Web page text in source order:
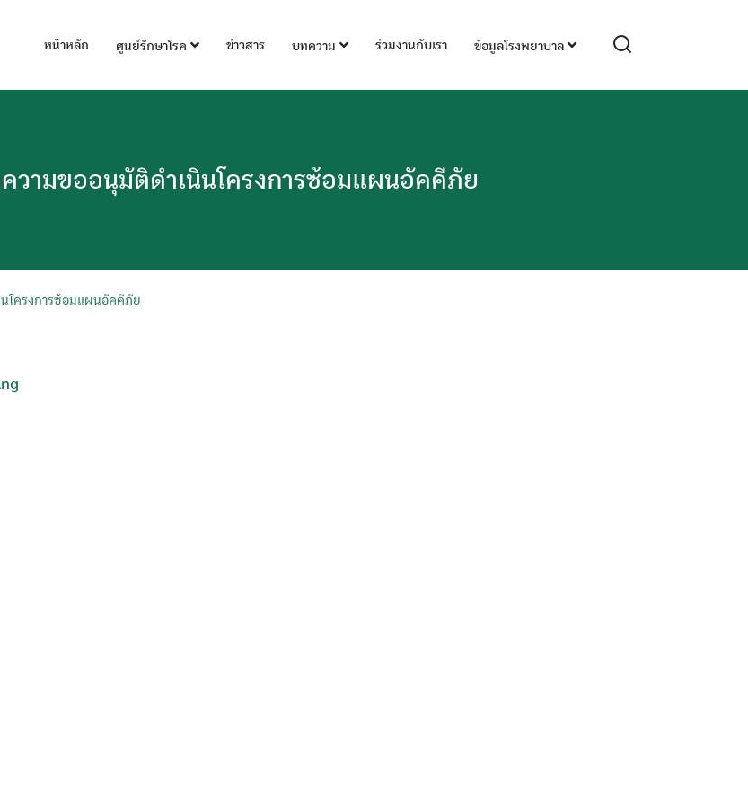
หน้าหลัก ศูนย์รักษาโรค ข่าวสาร บทความ ร่วมงานกับเรา ข้อมูลโรงพยาบาล
ามขออนุมัติดำเนินโครงการซ้อมแผนอัคคีภัย
โครงการซ้อมแผนอัคคีภัย